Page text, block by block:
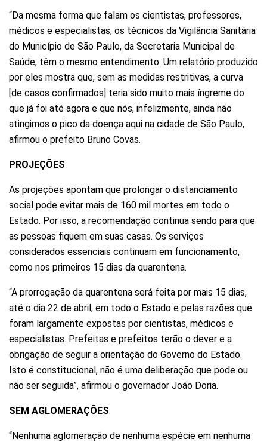
“Da mesma forma que falam os cientistas, professores,
médicos e especialistas, os técnicos da Vigilância Sanitária
do Município de São Paulo, da Secretaria Municipal de
Saúde, têm o mesmo entendimento. Um relatório produzido
por eles mostra que, sem as medidas restritivas, a curva
[de casos confirmados] teria sido muito mais íngreme do
que já foi até agora e que nós, infelizmente, ainda não
atingimos o pico da doença aqui na cidade de São Paulo,
afirmou o prefeito Bruno Covas.
PROJEÇÕES
As projeções apontam que prolongar o distanciamento
social pode evitar mais de 160 mil mortes em todo o
Estado. Por isso, a recomendação continua sendo para que
as pessoas fiquem em suas casas. Os serviços
considerados essenciais continuam em funcionamento,
como nos primeiros 15 dias da quarentena.
“A prorrogação da quarentena será feita por mais 15 dias,
até o dia 22 de abril, em todo o Estado e pelas razões que
foram largamente expostas por cientistas, médicos e
especialistas. Prefeitas e prefeitos terão o dever e a
obrigação de seguir a orientação do Governo do Estado.
Isto é constitucional, não é uma deliberação que pode ou
não ser seguida”, afirmou o governador João Doria.
SEM AGLOMERAÇÕES
“Nenhuma aglomeração de nenhuma espécie em nenhuma